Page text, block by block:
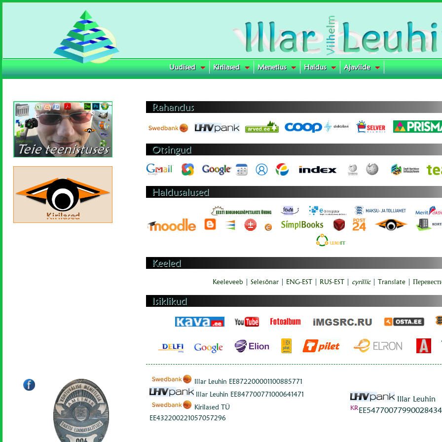
14.05.2021
Rahandus
Otsingud
Haldusalused
Keeled
Keeleveeb Selesõnar ENG-EST RUS-EST cyrillic|Translate |
Isiklikud
Illar Leuhin EE872200001100885771
Illar Leuhin EE847700771000641471
Kirilased TÜ
EE432200221057057296
Illar Leuhin
KR
Uudised Kirilased Menetlus Haldus Ajaviide